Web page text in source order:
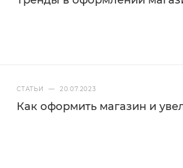
СТАТЬИ — 20.07.2023
Как оформить магазин и